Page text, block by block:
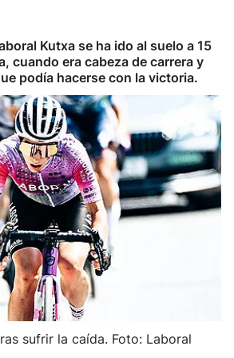
Kutxa se ha ido al suelo a 15
cuando era cabeza de carrera y
podía hacerse con la victoria.
sufrir la caída. Foto: Laboral